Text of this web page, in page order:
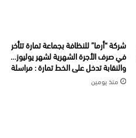
شركة “أرما” للنظافة بجماعة تمارة تتأخر
في صرف الأجرة الشهرية لشهر يوليوز…
والنقابة تدخل على الخط تمارة : مراسلة
منذ يومين